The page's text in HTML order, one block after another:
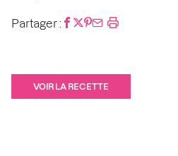
Partager :
VOIR LA RECETTE